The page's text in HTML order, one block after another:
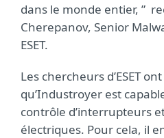
dans le monde entier, ”
Cherepanov, Senior
ESET.
Les chercheurs d’ESET
qu’Industroyer est
contrôle d’interrupteurs
électriques. Pour cela, il